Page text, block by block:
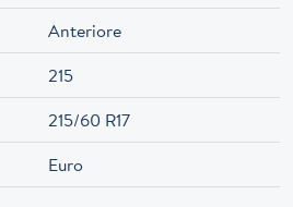
Anteriore
215
215/60 R17
Euro